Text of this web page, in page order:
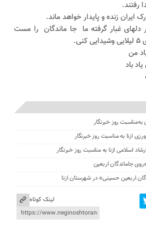
رفتند.
ایران زنده و پایدار خواهد ماند.
دلهای غبار گرفته ما جا ماندگان را مست
من
باد
به‌مناسبت روز خبرنگار
ازنا به مناسبت روز خبرنگار
اسلامی ازنا به مناسبت روز خبرنگار
جاماندگان اربعین
اربعین حسینی» در شهرستان ازنا
لینک کوتاه